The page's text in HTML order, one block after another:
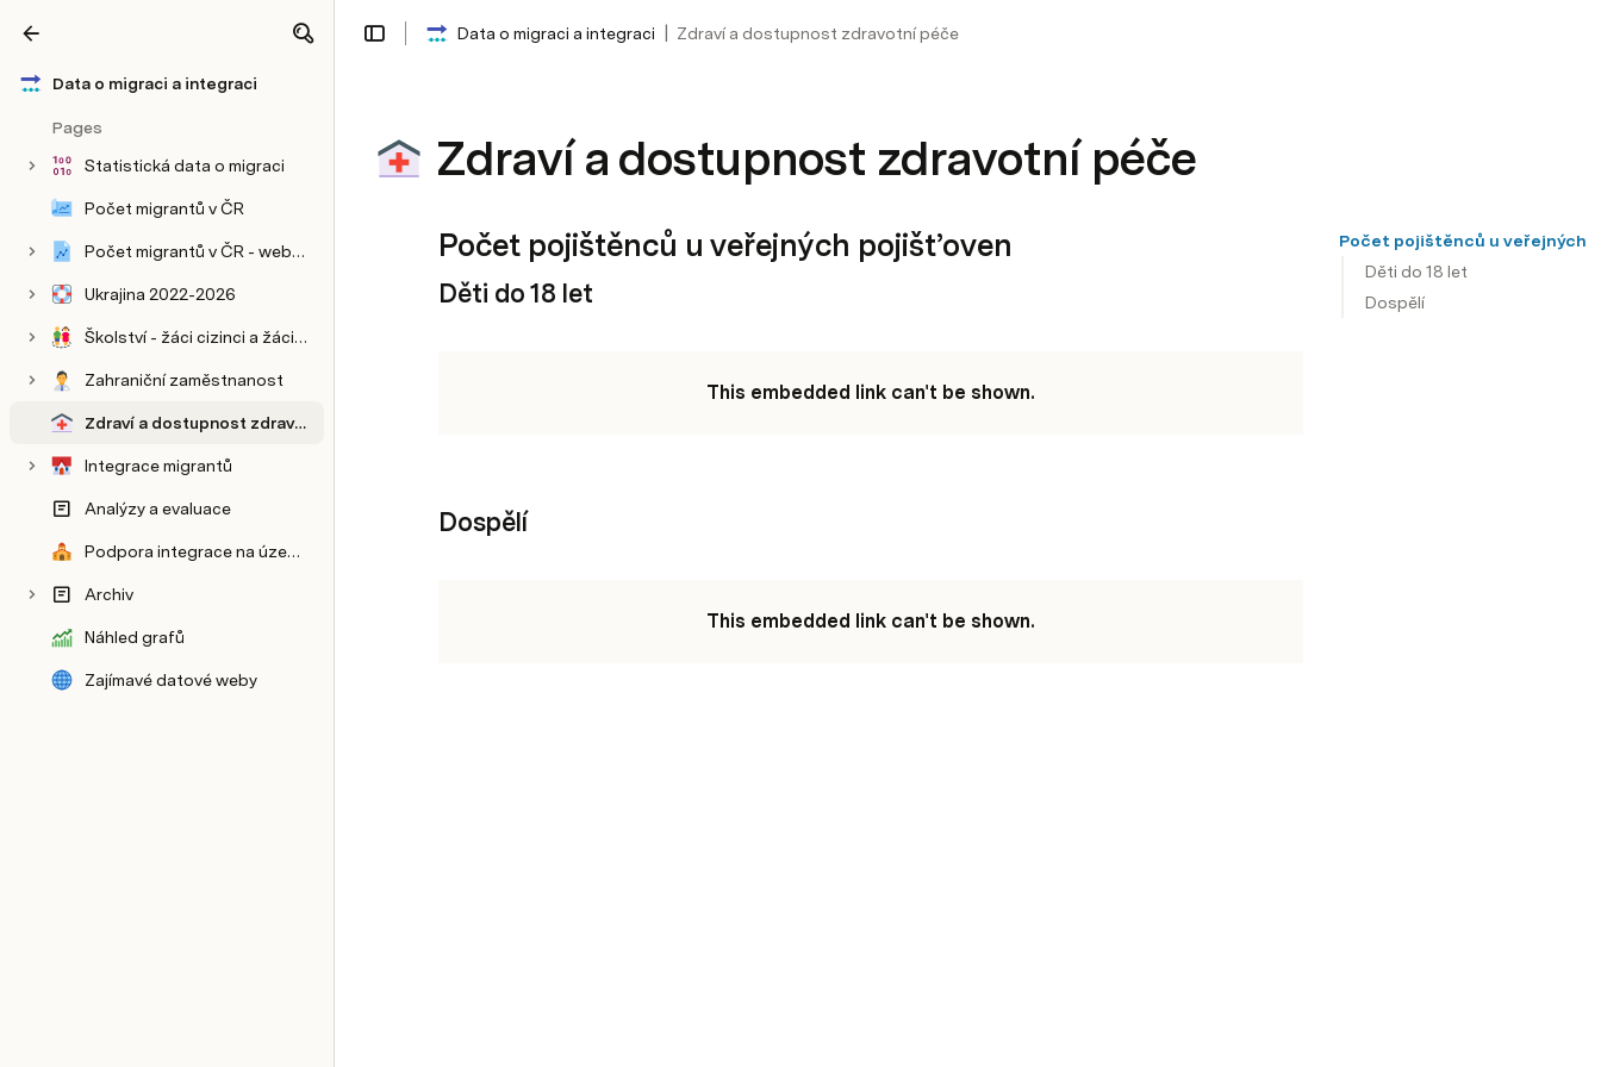
Data o migraci a integraci
Pages
Statistická data o migraci
Počet migrantů v ČR
Počet migrantů v ČR - web Konsorcia
Ukrajina 2022-2026
Školství - žáci cizinci a žáci s OMJ/nedostatečnou znalostí češtiny
Zahraniční zaměstnanost
Zdraví a dostupnost zdravotní péče
Integrace migrantů
Analýzy a evaluace
Podpora integrace na území Hl. m. Prahy v letech 2022 a 2023
Archiv
Náhled grafů
Zajímavé datové weby
Data o migraci a integraci Zdraví a dostupnost zdravotní péče
Share Explore
Zdraví a dostupnost zdravotní péče
Počet pojištěnců u veřejných pojišťoven
Děti do 18 let
This embedded link can't be shown.
Dospělí
This embedded link can't be shown.
Počet pojištěnců u veřejných
Děti do 18 let
Dospělí